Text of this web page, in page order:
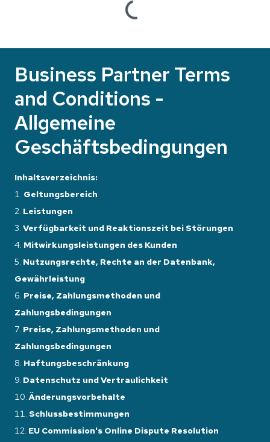
Business Partner Terms
and Conditions -
Allgemeine
Geschäftsbedingungen
Inhaltsverzeichnis:
Geltungsbereich
Leistungen
Verfügbarkeit und Reaktionszeit bei Störungen
Mitwirkungsleistungen des Kunden
Nutzungsrechte, Rechte an der Datenbank,
Gewährleistung
Preise, Zahlungsmethoden und
Zahlungsbedingungen
Preise, Zahlungsmethoden und
Zahlungsbedingungen
Haftungsbeschränkung
Datenschutz und Vertraulichkeit
Änderungsvorbehalte
Schlussbestimmungen
EU Commission's Online Dispute Resolution